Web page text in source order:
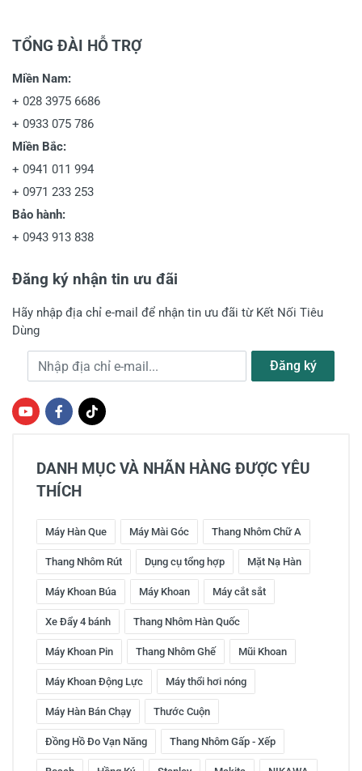
TỔNG ĐÀI HỖ TRỢ
Miền Nam:
+ 028 3975 6686
+ 0933 075 786
Miền Bắc:
+ 0941 011 994
+ 0971 233 253
Bảo hành:
+ 0943 913 838
Đăng ký nhận tin ưu đãi
Hãy nhập địa chỉ e-mail để nhận tin ưu đãi từ Kết Nối Tiêu
Dùng
Địa chỉ e-mail Đăng ký
DANH MỤC VÀ NHÃN HÀNG ĐƯỢC YÊU
THÍCH
Máy Hàn Que Máy Mài Góc Thang Nhôm Chữ A
Thang Nhôm Rút Dụng cụ tổng hợp Mặt Nạ Hàn
Máy Khoan Búa Máy Khoan Máy cắt sắt
Xe Đẩy 4 bánh Thang Nhôm Hàn Quốc
Máy Khoan Pin Thang Nhôm Ghế Mũi Khoan
Máy Khoan Động Lực Máy thổi hơi nóng
Máy Hàn Bán Chạy Thước Cuộn
Đồng Hồ Đo Vạn Năng Thang Nhôm Gấp - Xếp